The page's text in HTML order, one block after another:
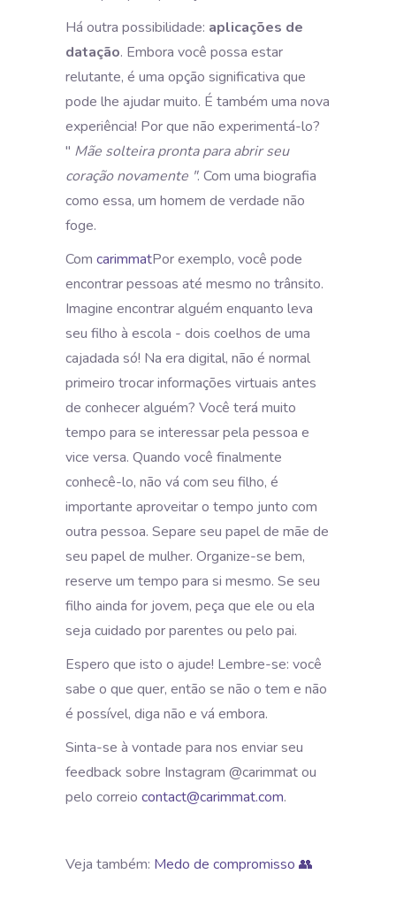
Há outra possibilidade: aplicações de
datação. Embora você possa estar
relutante, é uma opção significativa que
pode lhe ajudar muito. É também uma nova
experiência! Por que não experimentá-lo?
" Mãe solteira pronta para abrir seu
coração novamente ". Com uma biografia
como essa, um homem de verdade não
foge.
Com carimmatPor exemplo, você pode
encontrar pessoas até mesmo no trânsito.
Imagine encontrar alguém enquanto leva
seu filho à escola - dois coelhos de uma
cajadada só! Na era digital, não é normal
primeiro trocar informações virtuais antes
de conhecer alguém? Você terá muito
tempo para se interessar pela pessoa e
vice versa. Quando você finalmente
conhecê-lo, não vá com seu filho, é
importante aproveitar o tempo junto com
outra pessoa. Separe seu papel de mãe de
seu papel de mulher. Organize-se bem,
reserve um tempo para si mesmo. Se seu
filho ainda for jovem, peça que ele ou ela
seja cuidado por parentes ou pelo pai.
Espero que isto o ajude! Lembre-se: você
sabe o que quer, então se não o tem e não
é possível, diga não e vá embora.
Sinta-se à vontade para nos enviar seu
feedback sobre Instagram @carimmat ou
pelo correio contact@carimmat.com.
Veja também: Medo de compromisso 👥